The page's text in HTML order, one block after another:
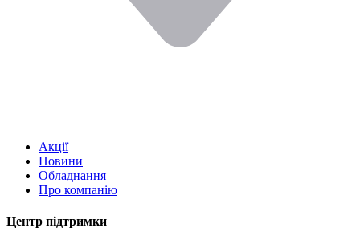
Акції
Новини
Обладнання
Про компанію
Центр підтримки